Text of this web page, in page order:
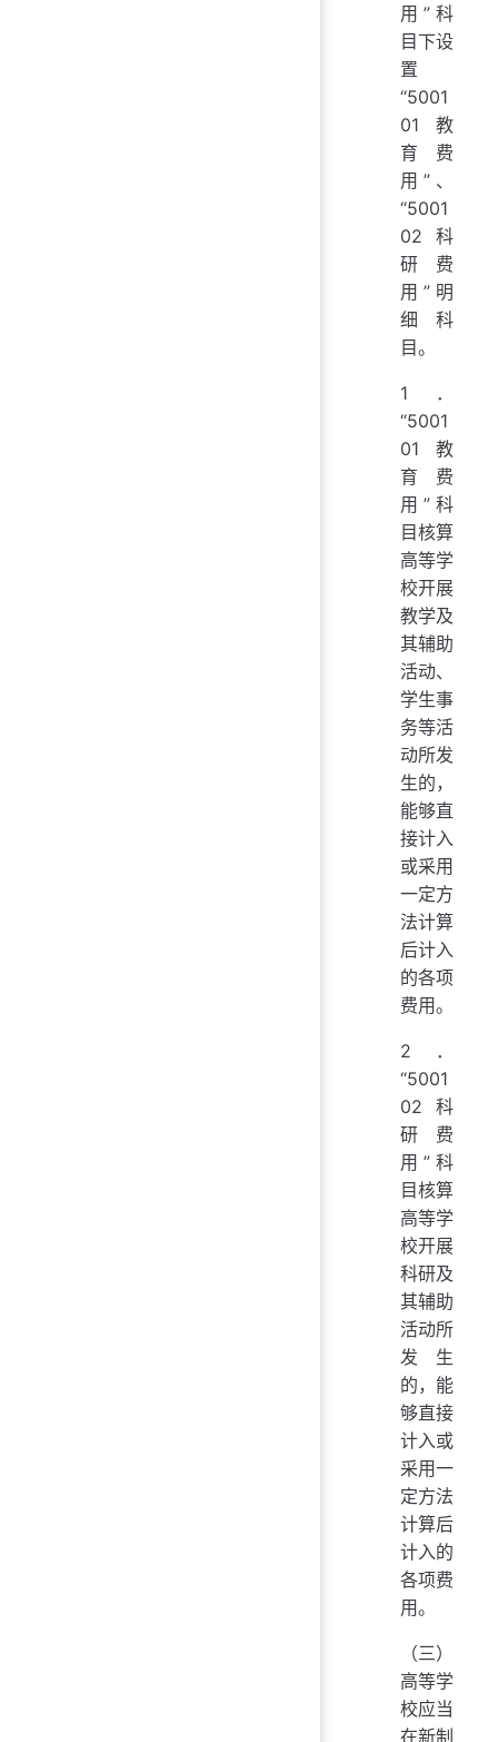
用”科
目下设
置
“5001
01 教
育费
用”、
“5001
02 科
研费
用”明
细科
目。
1．
“5001
01 教
育费
用”科
目核算
高等学
校开展
教学及
其辅助
活动、
学生事
务等活
动所发
生的，
能够直
接计入
或采用
一定方
法计算
后计入
的各项
费用。
2．
“5001
02 科
研费
用”科
目核算
高等学
校开展
科研及
其辅助
活动所
发生
的，能
够直接
计入或
采用一
定方法
计算后
计入的
各项费
用。
（三）
高等学
校应当
在新制